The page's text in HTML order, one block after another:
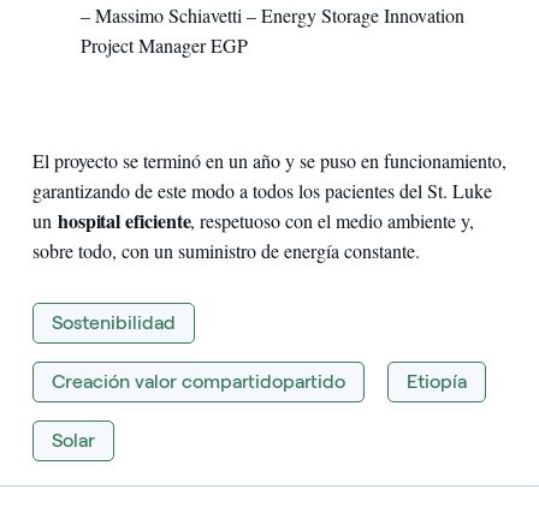
– Massimo Schiavetti – Energy Storage Innovation
Project Manager EGP
El proyecto se terminó en un año y se puso en funcionamiento,
garantizando de este modo a todos los pacientes del St. Luke
un hospital eficiente, respetuoso con el medio ambiente y,
sobre todo, con un suministro de energía constante.
Sostenibilidad
Creación valor compartidopartido Etiopía
Solar